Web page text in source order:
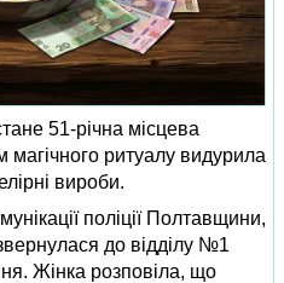
51-річна місцева
магічного ритуалу видурила
вироби.
поліції Полтавщини,
до відділу №1
Жінка розповіла, що